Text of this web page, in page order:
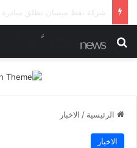
بحث عن
الرئيسية / الاخبار
الاخبار